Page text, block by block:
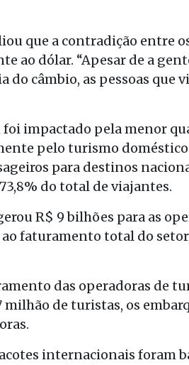
que a contradição entre
ao dólar. “Apesar de a
câmbio, as pessoas que
impactado pela menor
pelo turismo
para destinos
do total de viajantes.
R$ 9 bilhões para as
faturamento total do
das operadoras de
milhão de turistas, os
internacionais foram